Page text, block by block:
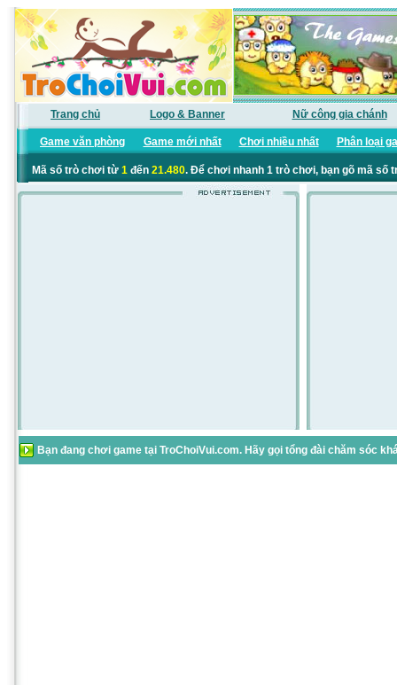
Trang chủ Logo & Banner Nữ công gia chánh
Game văn phòng Game mới nhất Chơi nhiều nhất Phân loại
Mã số trò chơi từ 1đến 21.480. Để chơi nhanh 1 trò chơi, bạn gõ mã số
Bạn đang chơi game tại TroChoiVui.com. Hãy gọi tổng đài chăm sóc